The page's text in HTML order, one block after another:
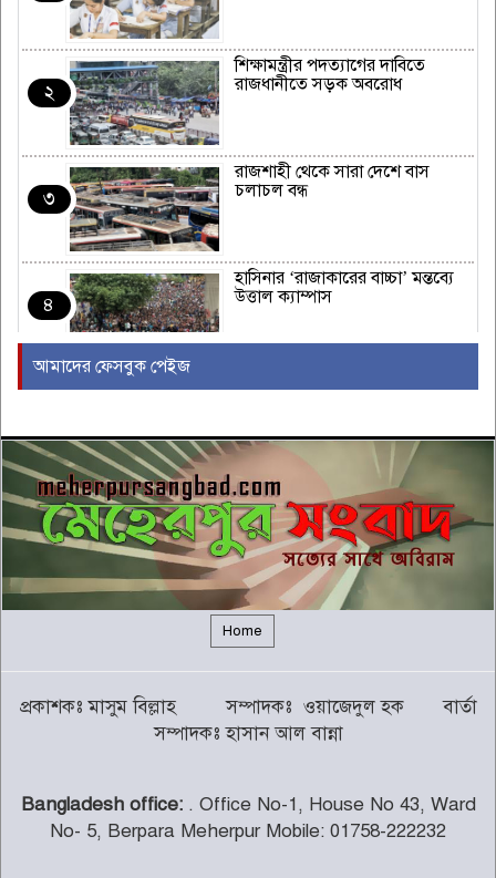
২
শিক্ষামন্ত্রীর পদত্যাগের দাবিতে
রাজধানীতে সড়ক অবরোধ
৩
রাজশাহী থেকে সারা দেশে বাস
চলাচল বন্ধ
৪
হাসিনার ‘রাজাকারের বাচ্চা’ মন্তব্যে
উত্তাল ক্যাম্পাস
৬
বন্যায় সাপের উপদ্রব বাড়ছে, চট্টগ্রামে
৭ দিনে কামড়ের শিকার ৯৩ জন
গালর্স কলেজে শিক্ষকতা করায় পদ
হারালেন কুষ্টিয়া জেলা জামায়াতের
সেক্রেটারি
চট্টগ্রামের পাঁচ জেলায় ভূমিধসের
সতর্কতা
৯
থামছে না পাহাড়ে বানভাসিদের কান্না
আমাদের ফেসবুক পেইজ
Home
প্রকাশকঃ মাসুম বিল্লাহ সম্পাদকঃ ওয়াজেদুল হক বার্তা
সম্পাদকঃ হাসান আল বান্না
Bangladesh office:. Office No-1, House No 43, Ward
No- 5, Berpara Meherpur Mobile: 01758-222232